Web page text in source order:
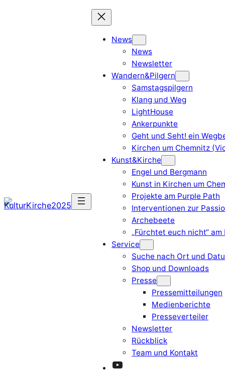
News
News
Newsletter
Wandern&Pilgern
Samstagspilgern
Klang und Weg
LightHouse
Ankerpunkte
Geht und Seht! ein
Kirchen um Chemnitz
Kunst&Kirche
Engel und Bergmann
Kunst in Kirchen um
Projekte am Purple Path
Interventionen zur
Archebeete
„Fürchtet euch nicht“
Service
Suche nach Ort und
Shop und Downloads
Presse
Pressemitteilungen
Medienberichte
Presseverteiler
Newsletter
Rückblick
Team und Kontakt
YouTube